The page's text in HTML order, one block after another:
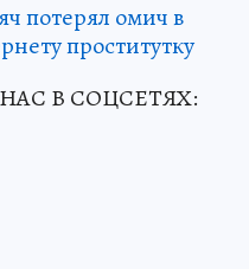
потерял омич в
проститутку
В СОЦСЕТЯХ: